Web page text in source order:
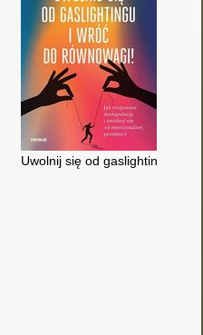
Kiedy to już nie jest zwykłe
Uwolnij się od gaslightingu i